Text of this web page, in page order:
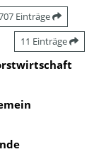
Einträge
11 Einträge